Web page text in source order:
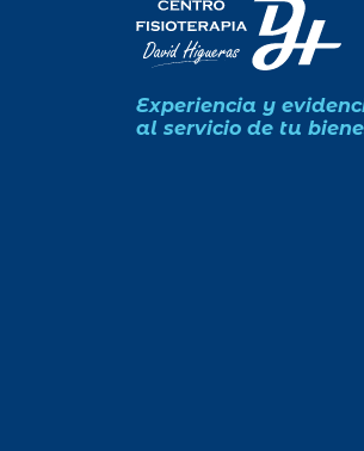
Experiencia y
al servicio de tu